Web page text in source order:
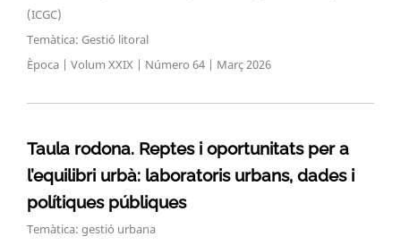
(ICGC)
Temàtica: Gestió litoral
Època | Volum XXIX | Número 64 | Març 2026
Taula rodona. Reptes i oportunitats per a
l’equilibri urbà: laboratoris urbans, dades i
polítiques públiques
Temàtica: gestió urbana